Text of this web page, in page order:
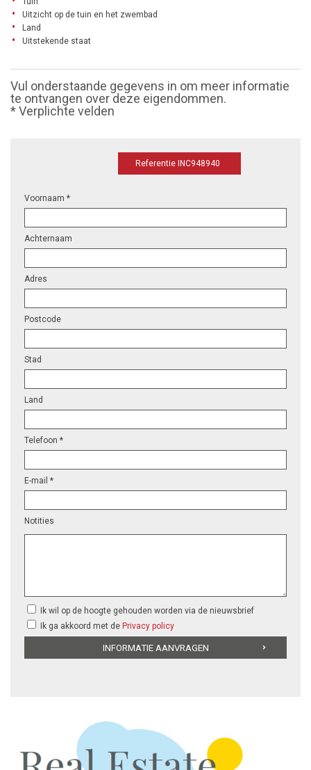
Uitzicht op de tuin en het zwembad
Land
Uitstekende staat
Vul onderstaande gegevens in om meer informatie
te ontvangen over deze eigendommen.
* Verplichte velden
Referentie INC948940
Voornaam *
Achternaam
Adres
Postcode
Stad
Land
Telefoon *
E-mail *
Notities
Ik wil op de hoogte gehouden worden via de nieuwsbrief
Ik ga akkoord met de Privacy policy